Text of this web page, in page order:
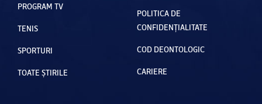
PROGRAM TV
TENIS
SPORTURI
TOATE ȘTIRILE
POLITICA DE
CONFIDENȚIALITATE
COD DEONTOLOGIC
CARIERE